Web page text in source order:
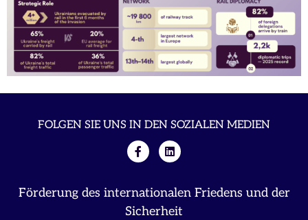
FOLGEN SIE UNS IN DEN SOZIALEN MEDIEN
Förderung des internationalen Friedens und der
Sicherheit